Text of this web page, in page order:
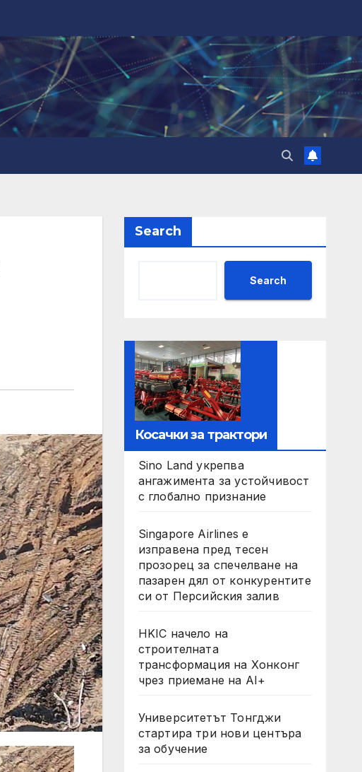
Search
Search
Косачки за трактори
Sino Land укрепва
ангажимента за устойчивост
с глобално признание
Singapore Airlines е
изправена пред тесен
прозорец за спечелване на
пазарен дял от конкурентите
си от Персийския залив
HKIC начело на
строителната
трансформация на Хонконг
чрез приемане на AI+
Университетът Тонгджи
стартира три нови центъра
за обучение